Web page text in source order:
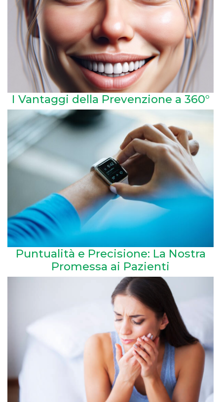
I Vantaggi della Prevenzione a 360°
Puntualità e Precisione: La Nostra
Promessa ai Pazienti